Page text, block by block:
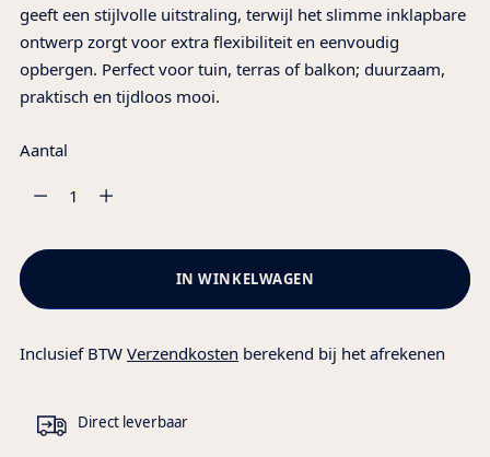
geeft een stijlvolle uitstraling, terwijl het slimme inklapbare
ontwerp zorgt voor extra flexibiliteit en eenvoudig
opbergen. Perfect voor tuin, terras of balkon; duurzaam,
praktisch en tijdloos mooi.
Aantal
IN WINKELWAGEN
Inclusief BTW Verzendkosten berekend bij het afrekenen
Direct leverbaar